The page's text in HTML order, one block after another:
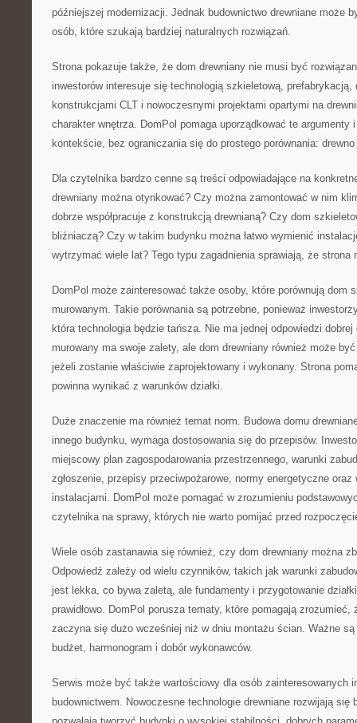
późniejszej modernizacji. Jednak budownictwo drewniane może
osób, które szukają bardziej naturalnych rozwiązań.
Strona pokazuje także, że dom drewniany nie musi być
inwestorów interesuje się technologią szkieletową, prefabrykacją,
konstrukcjami CLT i nowoczesnymi projektami opartymi na
charakter wnętrza. DomPol pomaga uporządkować te
kontekście, bez ograniczania się do prostego porównania:
Dla czytelnika bardzo cenne są treści odpowiadające na
drewniany można otynkować? Czy można zamontować w nim
dobrze współpracuje z konstrukcją drewnianą? Czy dom
bliźniaczą? Czy w takim budynku można łatwo wymienić
wytrzymać wiele lat? Tego typu zagadnienia sprawiają, że strona
DomPol może zainteresować także osoby, które porównują dom
murowanym. Takie porównania są potrzebne, ponieważ
która technologia będzie tańsza. Nie ma jednej odpowiedzi
murowany ma swoje zalety, ale dom drewniany również może
jeżeli zostanie właściwie zaprojektowany i wykonany. Strona
powinna wynikać z warunków działki.
Duże znaczenie ma również temat norm. Budowa domu
innego budynku, wymaga dostosowania się do przepisów.
miejscowy plan zagospodarowania przestrzennego, warunki
zgłoszenie, przepisy przeciwpożarowe, normy energetyczne
instalacjami. DomPol może pomagać w zrozumieniu
czytelnika na sprawy, których nie warto pomijać przed
Wiele osób zastanawia się również, czy dom drewniany można
Odpowiedź zależy od wielu czynników, takich jak warunki
jest lekka, co bywa zaletą, ale fundamenty i przygotowanie
prawidłowo. DomPol porusza tematy, które pomagają zrozumieć,
zaczyna się dużo wcześniej niż w dniu montażu ścian. Ważne są
budżet, harmonogram i dobór wykonawców.
Serwis może być także wartościowy dla osób zainteresowanych
budownictwem. Nowoczesne technologie drewniane rozwijają się